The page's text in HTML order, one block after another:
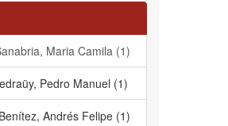
Maria Camila (1)
Pedro Manuel (1)
Andrés Felipe (1)